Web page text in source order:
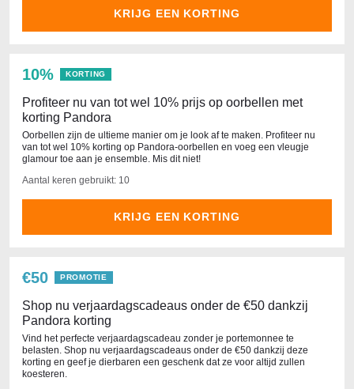
KRIJG EEN KORTING
10% KORTING
Profiteer nu van tot wel 10% prijs op oorbellen met
korting Pandora
Oorbellen zijn de ultieme manier om je look af te maken. Profiteer nu
van tot wel 10% korting op Pandora-oorbellen en voeg een vleugje
glamour toe aan je ensemble. Mis dit niet!
Aantal keren gebruikt: 10
KRIJG EEN KORTING
€50 PROMOTIE
Shop nu verjaardagscadeaus onder de €50 dankzij
Pandora korting
Vind het perfecte verjaardagscadeau zonder je portemonnee te
belasten. Shop nu verjaardagscadeaus onder de €50 dankzij deze
korting en geef je dierbaren een geschenk dat ze voor altijd zullen
koesteren.